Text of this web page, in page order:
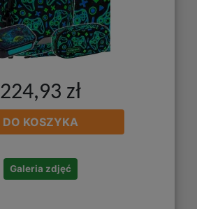
224,93 zł
DO KOSZYKA
Galeria zdjęć